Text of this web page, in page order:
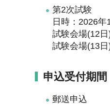
第2次試験
日時：2026
試験会場(12
試験会場(13
申込受付期間
郵送申込